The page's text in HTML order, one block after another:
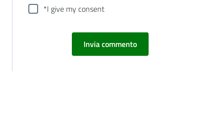
*I give my consent